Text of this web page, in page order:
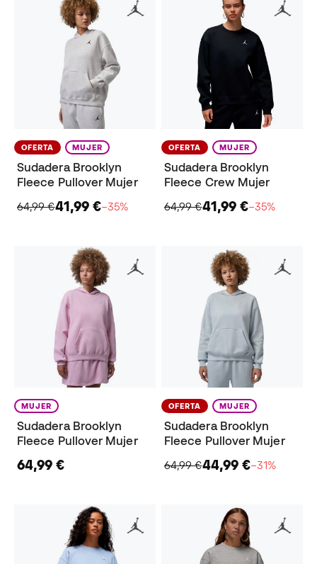
OFERTA MUJER
Sudadera Brooklyn
Fleece Pullover Mujer
64,99 €41,99 €−35%
OFERTA MUJER
Sudadera Brooklyn
Fleece Crew Mujer
64,99 €41,99 €−35%
MUJER
Sudadera Brooklyn
Fleece Pullover Mujer
64,99 €
OFERTA MUJER
Sudadera Brooklyn
Fleece Pullover Mujer
64,99 €44,99 €−31%